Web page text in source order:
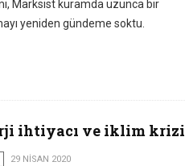
Marksist kuramda uzunca bir
yeniden gündeme soktu.
ihtiyacı ve iklim krizi
29 NISAN 2020